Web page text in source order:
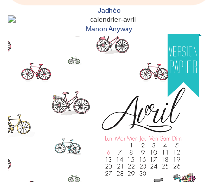
Jadhéo
Manon Anyway